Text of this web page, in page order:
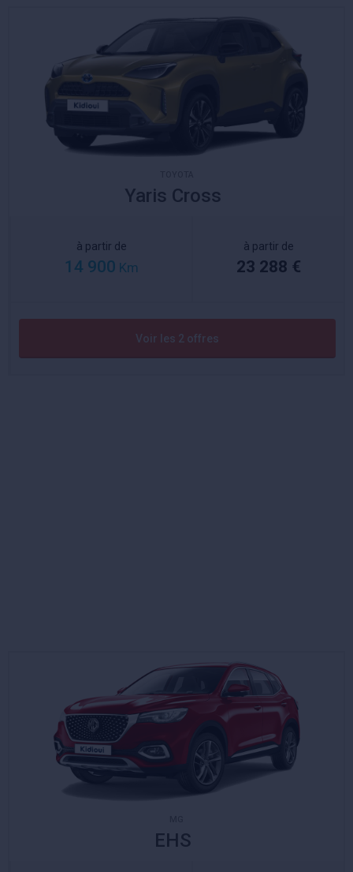
Yaris Cross
à partir de
14 900 Km
à partir de
23 288 €
Voir les 2 offres
EHS